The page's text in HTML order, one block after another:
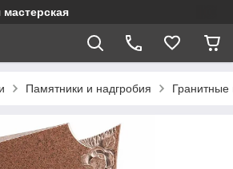
Памятники и надгробия Гранитные